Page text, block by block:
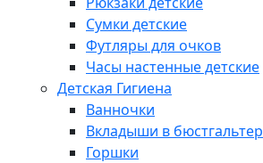
Сумки детские
Футляры для очков
Часы настенные детские
Детская Гигиена
Ванночки
Вкладыши в бюстгальтер
Горшки